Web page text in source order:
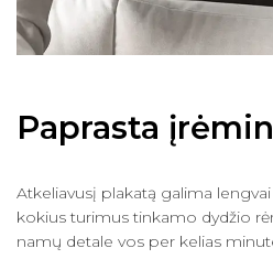
Paprasta
Atkeliavusį plakatą galima
kokius turimus tinkamo dydžio
namų detale vos per kelias